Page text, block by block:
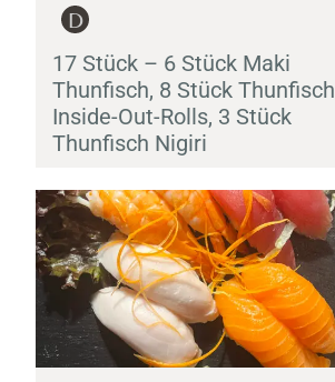
D
17 Stück – 6 Stück Maki
Thunfisch, 8 Stück Thunfisch
Inside-Out-Rolls, 3 Stück
Thunfisch Nigiri